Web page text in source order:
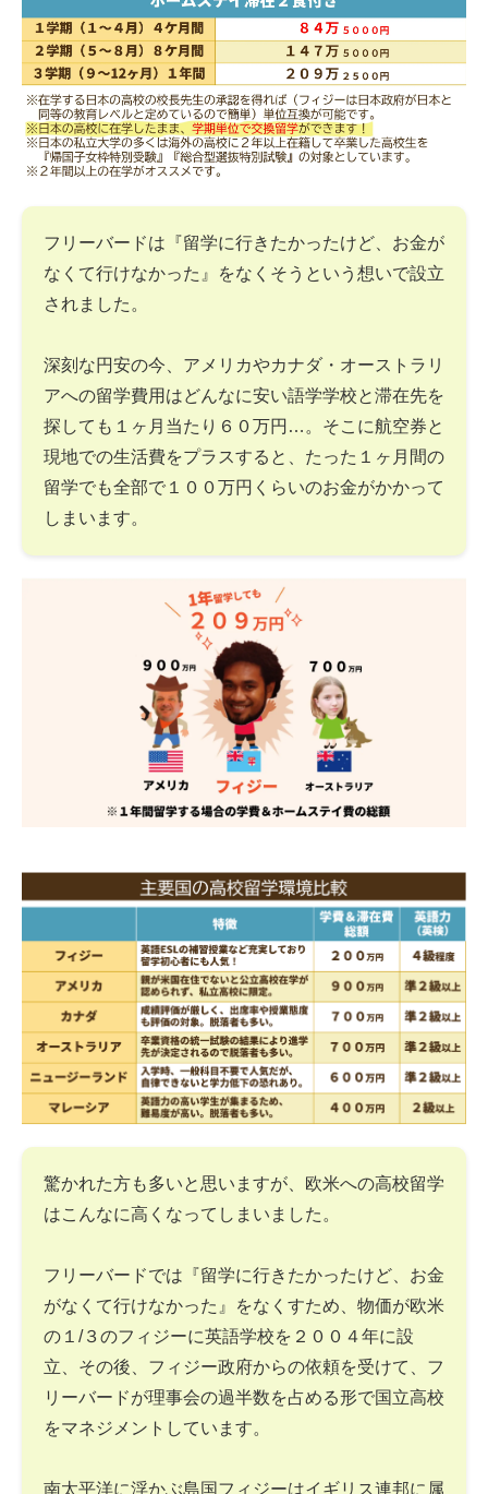
フリーバードは『留学に行きたかったけど、お金が
なくて行けなかった』をなくそうという想いで設立
されました。
深刻な円安の今、アメリカやカナダ・オーストラリ
アへの留学費用はどんなに安い語学学校と滞在先を
探しても１ヶ月当たり６０万円…。そこに航空券と
現地での生活費をプラスすると、たった１ヶ月間の
留学でも全部で１００万円くらいのお金がかかって
しまいます。
驚かれた方も多いと思いますが、欧米への高校留学
はこんなに高くなってしまいました。
フリーバードでは『留学に行きたかったけど、お金
がなくて行けなかった』をなくすため、物価が欧米
の１/３のフィジーに英語学校を２００４年に設
立、その後、フィジー政府からの依頼を受けて、フ
リーバードが理事会の過半数を占める形で国立高校
をマネジメントしています。
南太平洋に浮かぶ島国フィジーはイギリス連邦に属